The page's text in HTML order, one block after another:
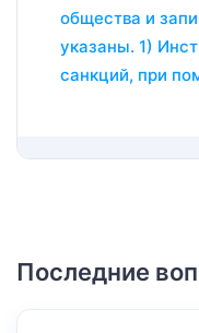
общества и
указаны. 1)
санкций, при
Последние